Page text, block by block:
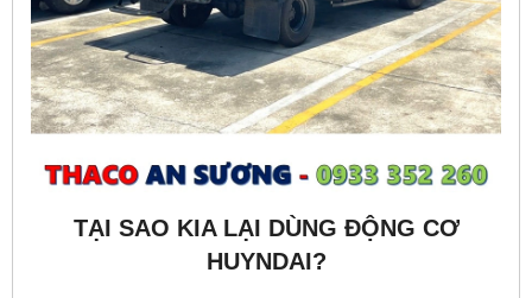
TẠI SAO KIA LẠI DÙNG ĐỘNG CƠ
HUYNDAI?